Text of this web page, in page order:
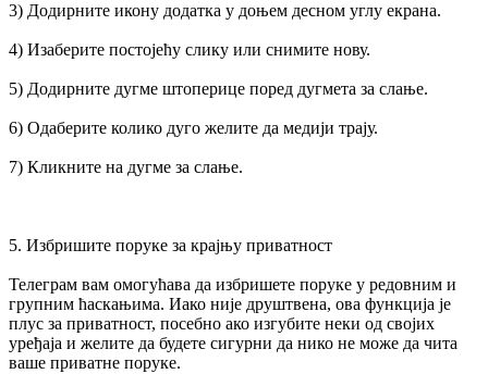
3) Додирните икону додатка у доњем десном углу екрана.
4) Изаберите постојећу слику или снимите нову.
5) Додирните дугме штоперице поред дугмета за слање.
6) Одаберите колико дуго желите да медији трају.
7) Кликните на дугме за слање.
5. Избришите поруке за крајњу приватност
Телеграм вам омогућава да избришете поруке у редовним и
групним ћаскањима. Иако није друштвена, ова функција је
плус за приватност, посебно ако изгубите неки од својих
уређаја и желите да будете сигурни да нико не може да чита
ваше приватне поруке.